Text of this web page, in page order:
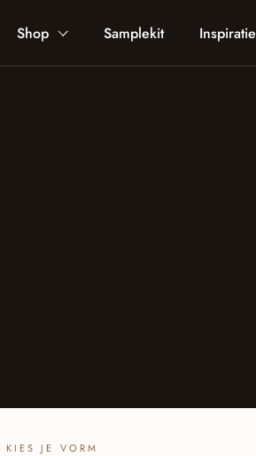
Shop Samplekit Inspiratie
KIES JE VORM